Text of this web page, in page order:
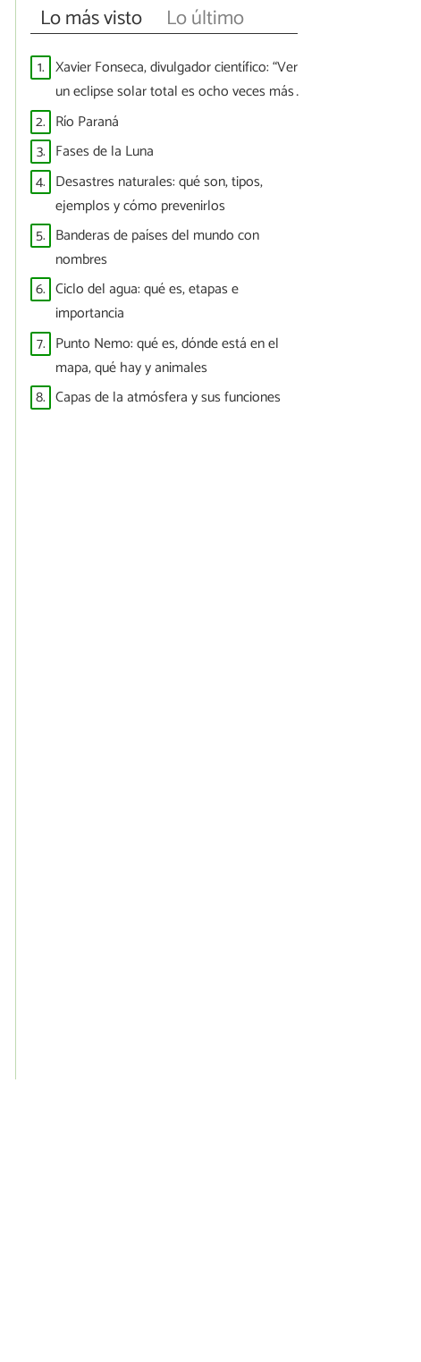
Lo más visto Lo último
1. Xavier Fonseca, divulgador científico: “Ver
un eclipse solar total es ocho veces más
difícil que ver a España ganar un Mundial”
2. Río Paraná
3. Fases de la Luna
4. Desastres naturales: qué son, tipos,
ejemplos y cómo prevenirlos
5. Banderas de países del mundo con
nombres
6. Ciclo del agua: qué es, etapas e
importancia
7. Punto Nemo: qué es, dónde está en el
mapa, qué hay y animales
8. Capas de la atmósfera y sus funciones